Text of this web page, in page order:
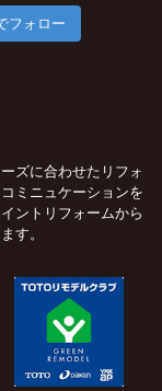
フォロー
ズに合わせたリフォ
ミニュケーションを
ントリフォームから
す。